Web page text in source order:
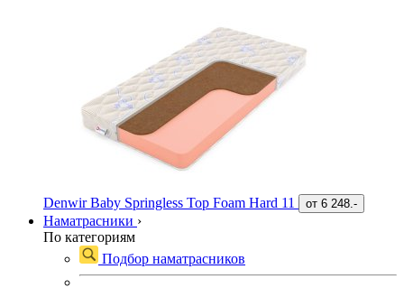
Denwir Baby Springless Top Foam Hard 11 от 6 248.-
Наматрасники ›
По категориям
Подбор наматрасников